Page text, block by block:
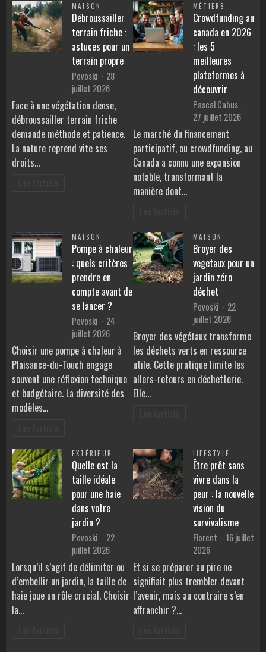
MAISON
Débroussailler
terrain friche :
astuces pour un
terrain propre
Povoski
28
juillet 2026
Face à une végétation dense,
débroussailler terrain friche
demande méthode et patience.
La nature reprend vite ses
droits…
MÉTIERS
Crowdfunding au
canada en 2026
: les 5
meilleures
plateformes à
découvrir
Pascal Cabus
27 juillet 2026
Le marché du financement
participatif, ou crowdfunding, au
Canada a connu une expansion
notable, transformant la
manière dont…
MAISON
Pompe à chaleur
: quels critères
prendre en
compte avant de
se lancer ?
Povoski
24
juillet 2026
Choisir une pompe à chaleur à
Plaisance-du-Touch engage
souvent une réflexion technique
et budgétaire. La diversité des
modèles…
MAISON
Broyer des
vegetaux pour un
jardin zéro
déchet
Povoski
22
juillet 2026
Broyer des végétaux transforme
les déchets verts en ressource
utile. Cette pratique limite les
allers-retours en déchetterie.
Elle…
EXTÉRIEUR
Quelle est la
taille idéale
pour une haie
dans votre
jardin ?
Povoski
22
juillet 2026
Lorsqu’il s’agit de délimiter ou
d’embellir un jardin, la taille de
haie joue un rôle crucial. Choisir
la…
LIFESTYLE
Être prêt sans
vivre dans la
peur : la nouvelle
vision du
survivalisme
Florent
16 juillet
2026
Et si se préparer au pire ne
signifiait plus trembler devant
l’avenir, mais au contraire s’en
affranchir ?…